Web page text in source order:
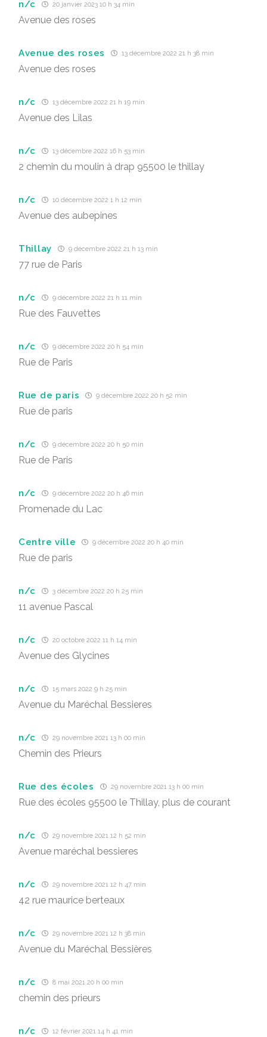
n/c 20 janvier 2023 10 h 34 min
Avenue des roses
Avenue des roses 13 décembre 2022 21 h 38 min
Avenue des roses
n/c 13 décembre 2022 21 h 19 min
Avenue des Lilas
n/c 13 décembre 2022 16 h 53 min
2 chemin du moulin à drap 95500 le thillay
n/c 10 décembre 2022 1 h 12 min
Avenue des aubepines
Thillay 9 décembre 2022 21 h 13 min
77 rue de Paris
n/c 9 décembre 2022 21 h 11 min
Rue des Fauvettes
n/c 9 décembre 2022 20 h 54 min
Rue de Paris
Rue de paris 9 décembre 2022 20 h 52 min
Rue de paris
n/c 9 décembre 2022 20 h 50 min
Rue de Paris
n/c 9 décembre 2022 20 h 46 min
Promenade du Lac
Centre ville 9 décembre 2022 20 h 40 min
Rue de paris
n/c 3 décembre 2022 20 h 25 min
11 avenue Pascal
n/c 20 octobre 2022 11 h 14 min
Avenue des Glycines
n/c 15 mars 2022 9 h 25 min
Avenue du Maréchal Bessieres
n/c 29 novembre 2021 13 h 00 min
Chemin des Prieurs
Rue des écoles 29 novembre 2021 13 h 00 min
Rue des écoles 95500 le Thillay, plus de courant
n/c 29 novembre 2021 12 h 52 min
Avenue maréchal bessieres
n/c 29 novembre 2021 12 h 47 min
42 rue maurice berteaux
n/c 29 novembre 2021 12 h 38 min
Avenue du Maréchal Bessières
n/c 8 mai 2021 20 h 00 min
chemin des prieurs
n/c 12 février 2021 14 h 41 min